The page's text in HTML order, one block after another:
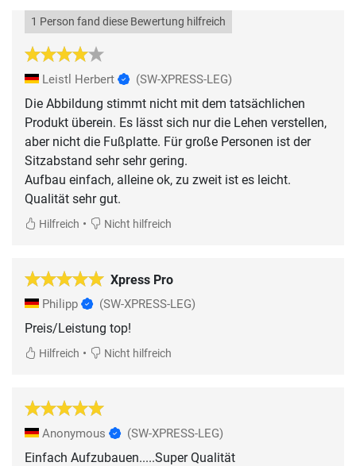
1 Person fand diese Bewertung hilfreich
Leistl Herbert (SW-XPRESS-LEG)
Die Abbildung stimmt nicht mit dem tatsächlichen
Produkt überein. Es lässt sich nur die Lehen verstellen,
aber nicht die Fußplatte. Für große Personen ist der
Sitzabstand sehr sehr gering.
Aufbau einfach, alleine ok, zu zweit ist es leicht.
Qualität sehr gut.
Hilfreich • Nicht hilfreich
Xpress Pro
Philipp (SW-XPRESS-LEG)
Preis/Leistung top!
Hilfreich • Nicht hilfreich
Anonymous (SW-XPRESS-LEG)
Einfach Aufzubauen.....Super Qualität